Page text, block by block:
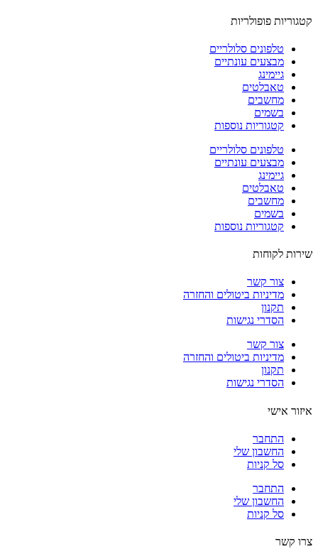
פופולריות
טלפונים סלולריים
מבצעים עונתיים
גיימינג
טאבלטים
מחשבים
בשמים
קטגוריות נוספות
טלפונים סלולריים
מבצעים עונתיים
גיימינג
טאבלטים
מחשבים
בשמים
קטגוריות נוספות
לקוחות
צור קשר
מדיניות ביטולים והחזרה
תקנון
הסדרי נגישות
צור קשר
מדיניות ביטולים והחזרה
תקנון
הסדרי נגישות
אישי
התחבר
החשבון שלי
סל קניות
התחבר
החשבון שלי
סל קניות
קשר